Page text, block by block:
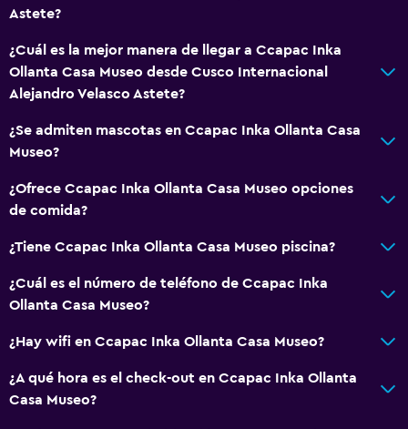
Astete?
¿Cuál es la mejor manera de llegar a Ccapac Inka
Ollanta Casa Museo desde Cusco Internacional
Alejandro Velasco Astete?
¿Se admiten mascotas en Ccapac Inka Ollanta Casa
Museo?
¿Ofrece Ccapac Inka Ollanta Casa Museo opciones
de comida?
¿Tiene Ccapac Inka Ollanta Casa Museo piscina?
¿Cuál es el número de teléfono de Ccapac Inka
Ollanta Casa Museo?
¿Hay wifi en Ccapac Inka Ollanta Casa Museo?
¿A qué hora es el check-out en Ccapac Inka Ollanta
Casa Museo?